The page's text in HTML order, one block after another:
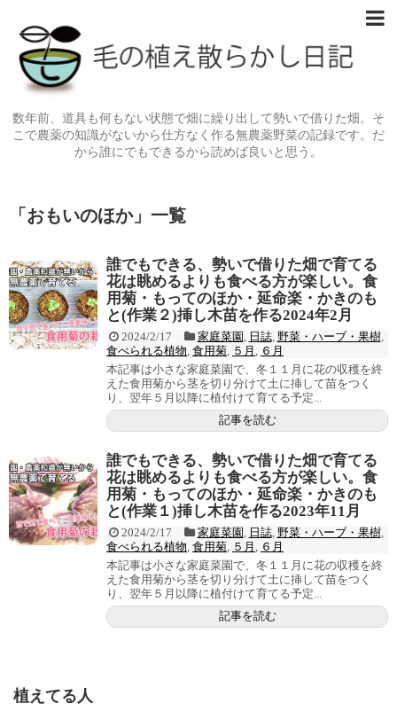
数年前、道具も何もない状態で畑に繰り出して勢いで借りた畑。そ
こで農薬の知識がないから仕方なく作る無農薬野菜の記録です。だ
から誰にでもできるから読めば良いと思う。
「 おもいのほか」 一覧
誰でもできる、勢いで借りた畑で育てる
花は眺めるよりも食べる方が楽しい。食
用菊・もってのほか・延命楽・かきのも
と(作業２)挿し木苗を作る2024年2月
2024/2/17 家庭菜園 , 日誌, 野菜・ハーブ・果樹,
食べられる植物, 食用菊, ５月 , ６月
本記事は小さな家庭菜園で、冬１１月に花の収穫を終
えた食用菊から茎を切り分けて土に挿して苗をつく
り、翌年５月以降に植付けて育てる予定...
記事を読む
誰でもできる、勢いで借りた畑で育てる
花は眺めるよりも食べる方が楽しい。食
用菊・もってのほか・延命楽・かきのも
と(作業１)挿し木苗を作る2023年11月
2024/2/17 家庭菜園 , 日誌, 野菜・ハーブ・果樹,
食べられる植物, 食用菊, ５月 , ６月
本記事は小さな家庭菜園で、冬１１月に花の収穫を終
えた食用菊から茎を切り分けて土に挿して苗をつく
り、翌年５月以降に植付けて育てる予定...
記事を読む
植えてる人